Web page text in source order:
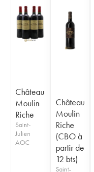
Château
Moulin
Riche
Saint-
Julien
AOC
Château
Moulin
Riche
(CBO à
partir de
12 bts)
Saint-